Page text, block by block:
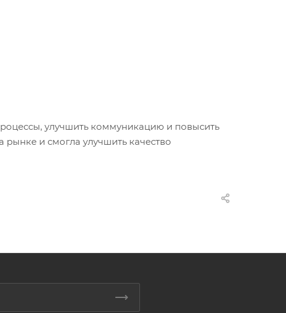
улучшить коммуникацию и повысить
и смогла улучшить качество